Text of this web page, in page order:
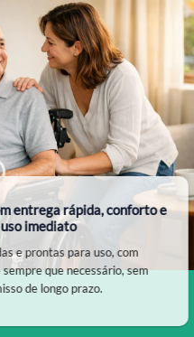
entrega rápida, conforto e
imediato
e prontas para uso, com
que necessário, sem
de longo prazo.